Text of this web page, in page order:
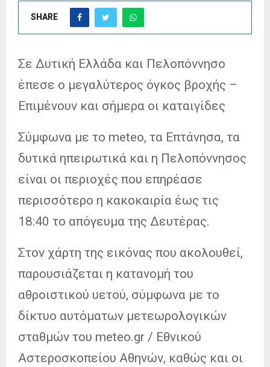
SHARE
Σε Δυτική Ελλάδα και Πελοπόννησο
έπεσε ο μεγαλύτερος όγκος βροχής –
Επιμένουν και σήμερα οι καταιγίδες
Σύμφωνα με το meteo, τα Επτάνησα, τα
δυτικά ηπειρωτικά και η Πελοπόννησος
είναι οι περιοχές που επηρέασε
περισσότερο η κακοκαιρία έως τις
18:40 το απόγευμα της Δευτέρας.
Στον χάρτη της εικόνας που ακολουθεί,
παρουσιάζεται η κατανομή του
αθροιστικού υετού, σύμφωνα με το
δίκτυο αυτόματων μετεωρολογικών
σταθμών του meteo.gr / Εθνικού
Αστεροσκοπείου Αθηνών, καθώς και οι